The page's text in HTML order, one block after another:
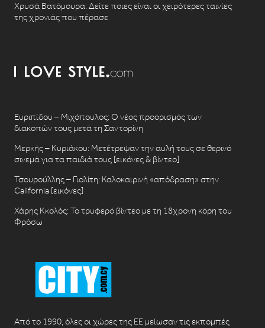
Χρυσά Βατόμουρα: Δείτε ποιες είναι οι χειρότερες ταινίες
της χρονιάς που πέρασε
Ευριπίδου – Μιχόπουλος: Ο νέος προορισμός των
διακοπών τους μετά τη Σαντορίνη
Μερκής – Κυριάκου: Μετέτρεψαν την αυλή τους σε θερινό
σινεμά για τα παιδιά τους [εικόνες & βίντεο]
Τσουρούλλης – Γιολίτη: Καλοκαιρινή «απόδραση» στην
California [εικόνες]
Χάρης Κκολός: Το τρυφερό βίντεο με τη 18χρονη κόρη του
Φρόσω
Από το 1990, όλες οι χώρες της ΕΕ μείωσαν τις εκπομπές